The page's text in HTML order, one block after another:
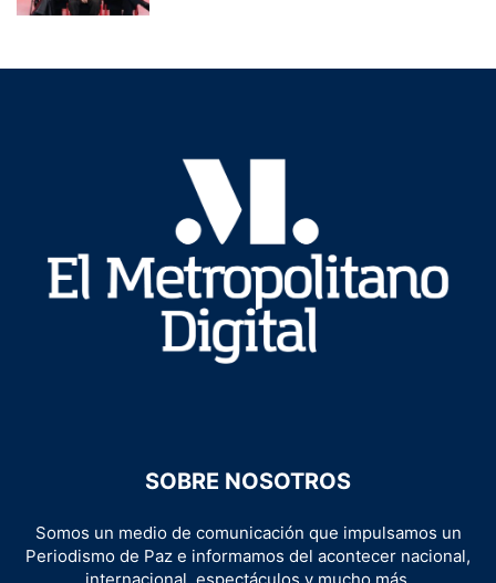
SOBRE NOSOTROS
Somos un medio de comunicación que impulsamos un
Periodismo de Paz e informamos del acontecer nacional,